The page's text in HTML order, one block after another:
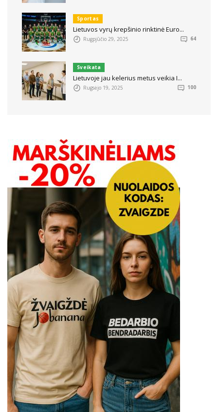
Sportas
Lietuvos vyrų krepšinio rinktinė Euro...
Rugpjūčio 29, 2025 64
Sveikata
Lietuvoje jau kelerius metus veikia I...
Rugsėjo 19, 2025 100